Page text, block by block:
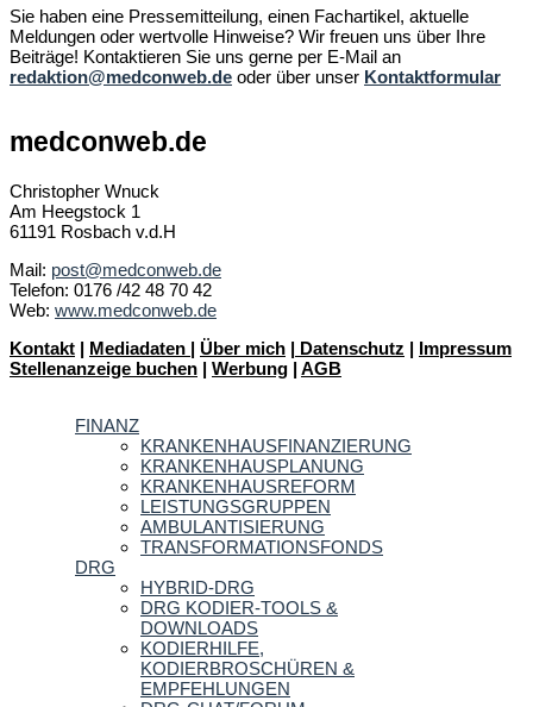
Sie haben eine Pressemitteilung, einen Fachartikel, aktuelle
Meldungen oder wertvolle Hinweise? Wir freuen uns über Ihre
Beiträge! Kontaktieren Sie uns gerne per E-Mail an
redaktion@medconweb.de oder über unser Kontaktformular
medconweb.de
Christopher Wnuck
Am Heegstock 1
61191 Rosbach v.d.H
Mail: post@medconweb.de
Telefon: 0176 /42 48 70 42
Web: www.medconweb.de
Kontakt | Mediadaten | Über mich | Datenschutz | Impressum
Stellenanzeige buchen | Werbung | AGB
FINANZ
KRANKENHAUSFINANZIERUNG
KRANKENHAUSPLANUNG
KRANKENHAUSREFORM
LEISTUNGSGRUPPEN
AMBULANTISIERUNG
TRANSFORMATIONSFONDS
DRG
HYBRID-DRG
DRG KODIER-TOOLS &
DOWNLOADS
KODIERHILFE,
KODIERBROSCHÜREN &
EMPFEHLUNGEN